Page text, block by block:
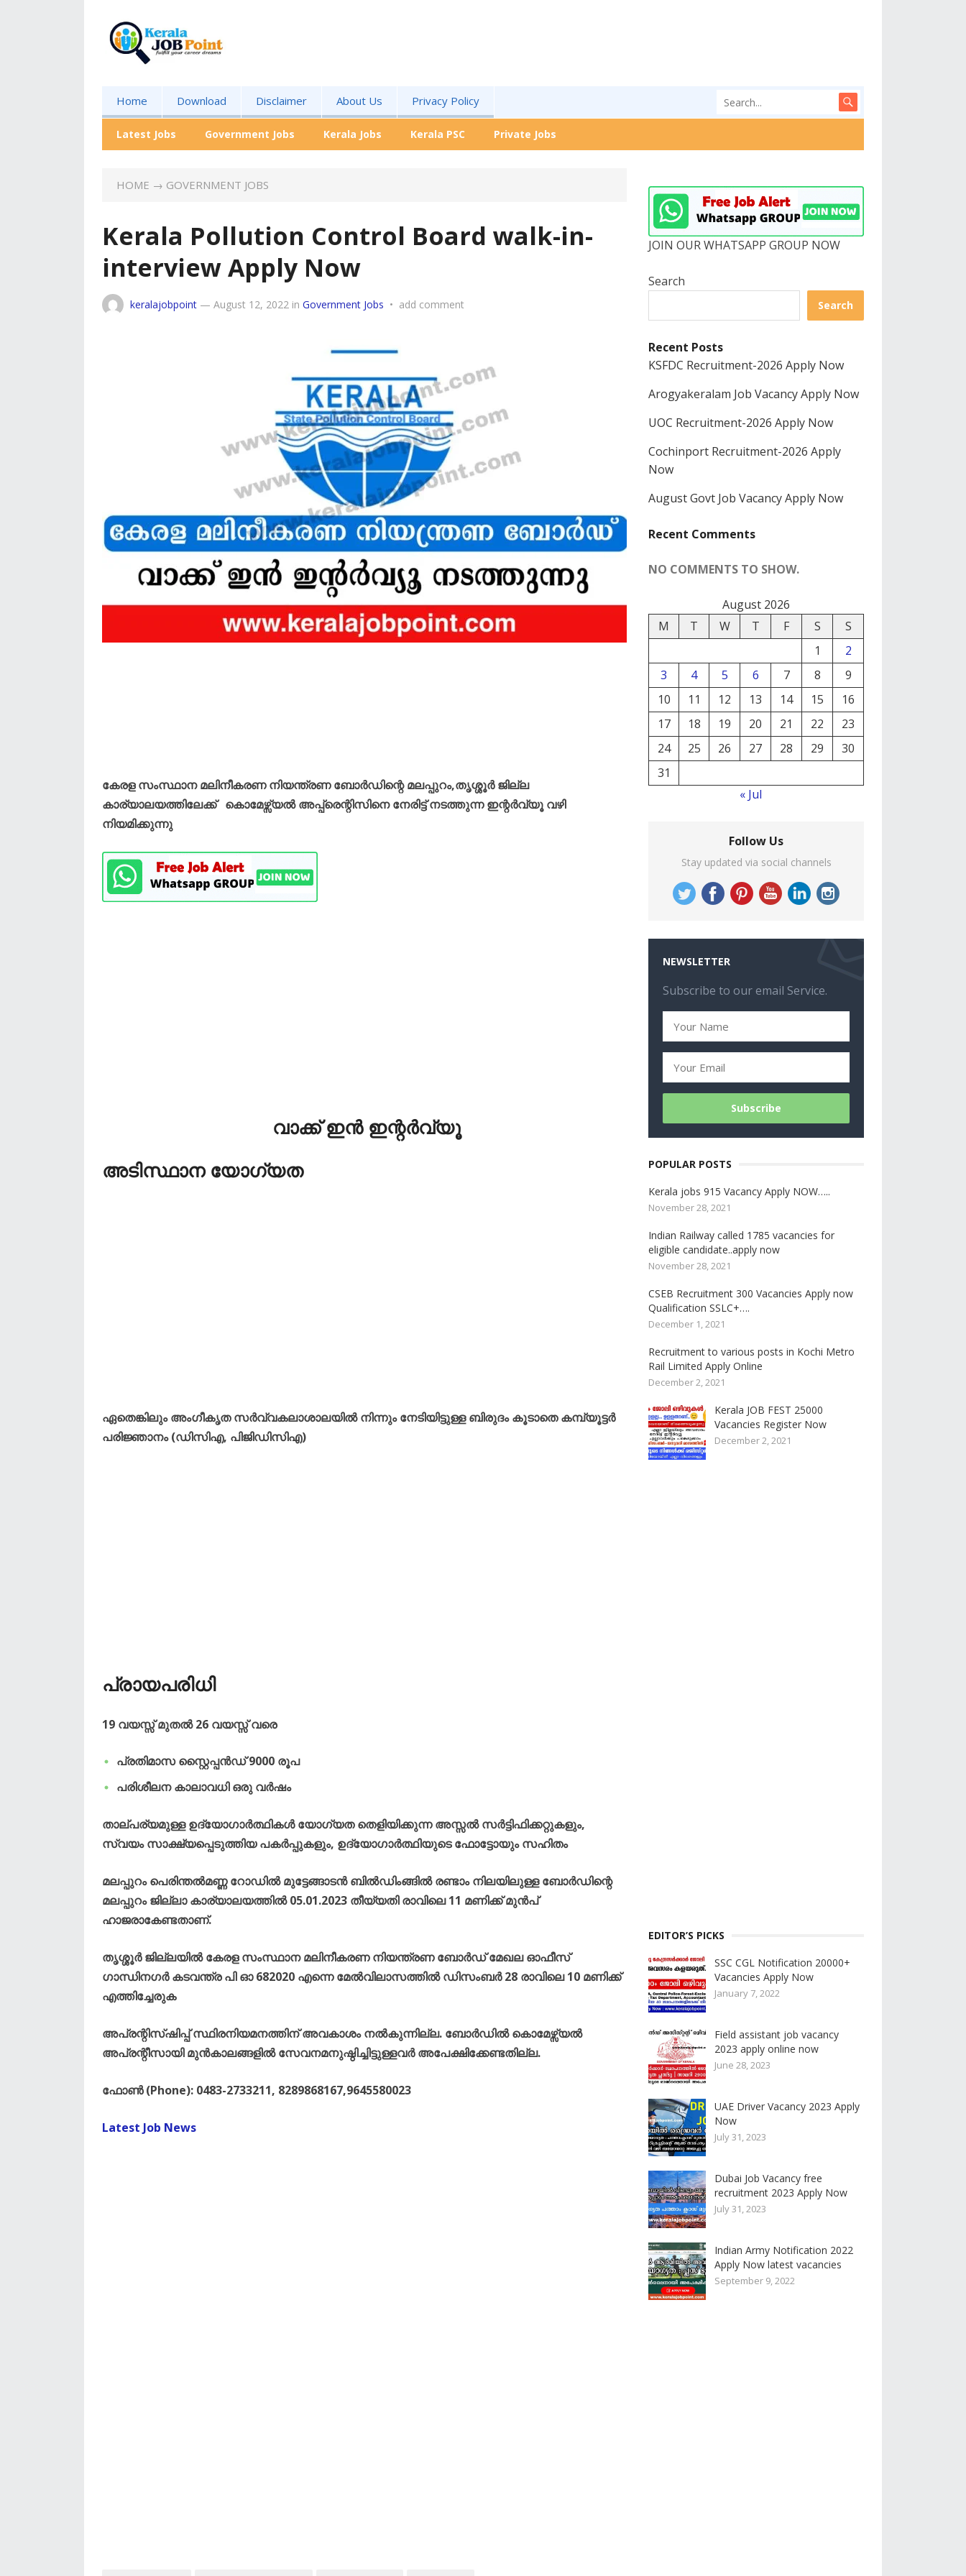
Home Download Disclaimer About Us Privacy Policy
Latest Jobs Government Jobs Kerala Jobs Kerala PSC Private Jobs
HOME → GOVERNMENT JOBS
Kerala Pollution Control Board walk-in-
interview Apply Now
keralajobpoint — August 12, 2022 in Government Jobs • add comment
കേരള സംസ്ഥാന മലിനീകരണ നിയന്ത്രണ ബോർഡിന്റെമലപ്പുറം,തൃശ്ശൂർജില്ല
കാര്യാലയത്തിലേക്ക് കൊമേഴ്സ്യൽ അപ്പ്രെന്റിസിനെ നേരിട്ട് നടത്തുന്ന ഇന്റർവ്യൂ വഴി
നിയമിക്കുന്നു
വാക്ക് ഇൻ ഇന്റർവ്യൂ
അടിസ്ഥാന യോഗ്യത
ഏതെങ്കിലും അംഗീകൃത സർവ്വകലാശാലയിൽ നിന്നും നേടിയിട്ടുള്ള ബിരുദം കൂടാതെ കമ്പ്യൂട്ടർ
പരിജ്ഞാനം (ഡിസിഎ, പിജിഡിസിഎ)
പ്രായപരിധി
19 വയസ്സ് മുതൽ 26 വയസ്സ് വരെ
പ്രതിമാസ സ്റ്റൈപ്പൻഡ് 9000 രൂപ
പരിശീലന കാലാവധി ഒരു വർഷം
താല്പര്യമുള്ള ഉദ്യോഗാർത്ഥികൾ യോഗ്യത തെളിയിക്കുന്ന അസ്സൽ സർട്ടിഫിക്കറ്റുകളും,
സ്വയം സാക്ഷ്യപ്പെടുത്തിയ പകർപ്പുകളും, ഉദ്യോഗാർത്ഥിയുടെ ഫോട്ടോയും സഹിതം
മലപ്പുറം പെരിന്തൽമണ്ണ റോഡിൽ മുട്ടേങ്ങാടൻ ബിൽഡിംങ്ങിൽ രണ്ടാം നിലയിലുള്ള ബോർഡിന്റെ
മലപ്പുറം ജില്ലാ കാര്യാലയത്തിൽ 05.01.2023 തീയ്യതി രാവിലെ 11 മണിക്ക് മുൻപ്
ഹാജരാകേണ്ടതാണ്.
തൃശ്ശൂർ ജില്ലയിൽ കേരള സംസ്ഥാന മലിനീകരണ നിയന്ത്രണ ബോർഡ് മേഖല ഓഫീസ്
ഗാന്ധിനഗർ കടവന്ത്ര പി ഓ 682020 എന്നെ മേൽവിലാസത്തിൽ ഡിസംബർ 28 രാവിലെ 10 മണിക്ക്
എത്തിച്ചേരുക
അപ്രന്റിസ്ഷിപ്പ് സ്ഥിരനിയമനത്തിന് അവകാശം നൽകുന്നില്ല. ബോർഡിൽ കൊമേഴ്സ്യൽ
അപ്രന്റീസായി മുൻകാലങ്ങളിൽ സേവനമനുഷ്ഠിച്ചിട്ടുള്ളവർ അപേക്ഷിക്കേണ്ടതില്ല.
ഫോൺ (Phone): 0483-2733211, 8289868167,9645580023
Latest Job News
JOIN OUR WHATSAPP GROUP NOW
Search
Search
Recent Posts
KSFDC Recruitment-2026 Apply Now
Arogyakeralam Job Vacancy Apply Now
UOC Recruitment-2026 Apply Now
Cochinport Recruitment-2026 Apply
Now
August Govt Job Vacancy Apply Now
Recent Comments
NO COMMENTS TO SHOW.
August 2026
M
T W T F S
S
1
2
3
4 5 6 7 8
9
10
11 12 13 14 15
16
17
18 19 20 21 22
23
24
25 26 27 28 29
30
31
« Jul
Follow Us
Stay updated via social channels
NEWSLETTER
Subscribe to our email Service.
POPULAR POSTS
Kerala jobs 915 Vacancy Apply NOW…..
November 28, 2021
Indian Railway called 1785 vacancies for
eligible candidate..apply now
November 28, 2021
CSEB Recruitment 300 Vacancies Apply now
Qualification SSLC+….
December 1, 2021
Recruitment to various posts in Kochi Metro
Rail Limited Apply Online
December 2, 2021
Kerala JOB FEST 25000
Vacancies Register Now
December 2, 2021
EDITOR’S PICKS
SSC CGL Notification 20000+
Vacancies Apply Now
January 7, 2022
Field assistant job vacancy
2023 apply online now
June 28, 2023
UAE Driver Vacancy 2023 Apply
Now
July 31, 2023
Dubai Job Vacancy free
recruitment 2023 Apply Now
July 31, 2023
Indian Army Notification 2022
Apply Now latest vacancies
September 9, 2022